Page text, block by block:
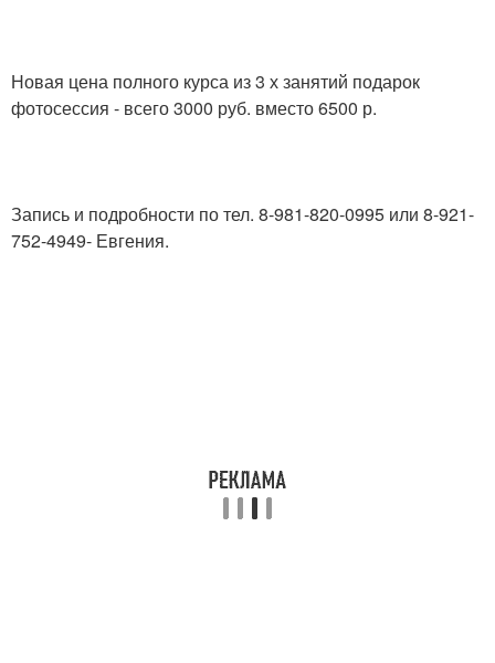
Новая цена полного курса из 3 х занятий подарок
фотосессия - всего 3000 руб. вместо 6500 р.
Запись и подробности по тел. 8-981-820-0995 или 8-921-
752-4949- Евгения.